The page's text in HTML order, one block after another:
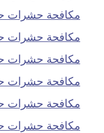
مكافحة حشرات
مكافحة حشرات
مكافحة حشرات
مكافحة حشرات
مكافحة حشرات
مكافحة حشرات